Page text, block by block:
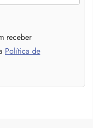
receber
Política de